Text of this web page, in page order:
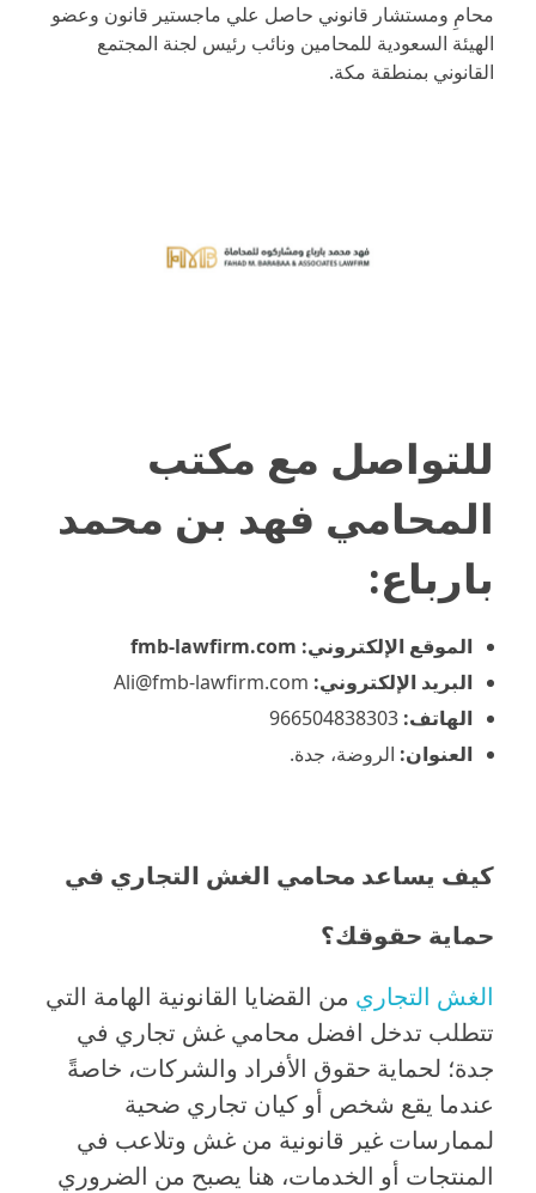
محامِ ومستشار قانوني حاصل علي ماجستير قانون وعضو
الهيئة السعودية للمحامين ونائب رئيس لجنة المجتمع
القانوني بمنطقة مكة.
للتواصل مع مكتب
المحامي فهد بن محمد
بارباع:
الموقع الإلكتروني: fmb-lawfirm.com
البريد الإلكتروني: Ali@fmb-lawfirm.com
الهاتف:
العنوان: الروضة، جدة.
كيف يساعد محامي الغش التجاري في
حماية حقوقك؟
الغش التجاري من القضايا القانونية الهامة التي
تتطلب تدخل افضل محامي غش تجاري في
جدة؛ لحماية حقوق الأفراد والشركات، خاصةً
عندما يقع شخص أو كيان تجاري ضحية
لممارسات غير قانونية من غش وتلاعب في
المنتجات أو الخدمات، هنا يصبح من الضروري